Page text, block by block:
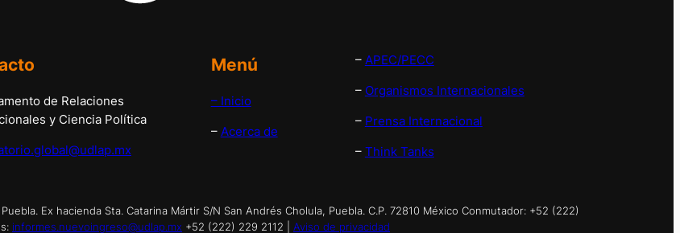
de Relaciones
y Ciencia Política
Menú
– Inicio
– Acerca de
– APEC/PECC
– Organismos Internacionales
– Prensa Internacional
– Think Tanks
Ex hacienda Sta. Catarina Mártir S/N San Andrés Cholula, Puebla. C.P. 72810 México Conmutador: +52 (222)
informes.nuevoingreso@udlap.mx +52 (222) 229 2112 | Aviso de privacidad